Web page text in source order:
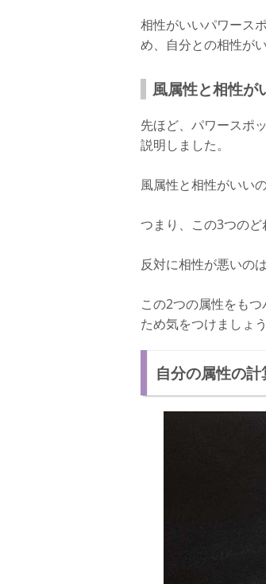
相性がいいパワース
め、自分との相性が
風属性と相性が
先ほど、パワースポ
説明しました。
風属性と相性がいいの
つまり、この3つのど
反対に相性が悪いの
この2つの属性をも
ため気をつけましょう
自分の属性の